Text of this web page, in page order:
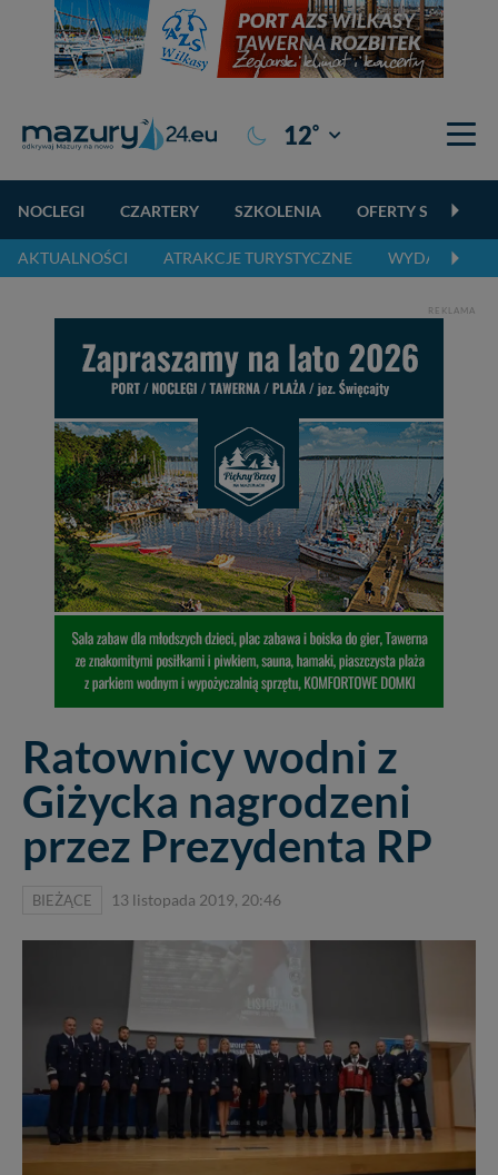
12° Giżycko
NOCLEGI CZARTERY SZKOLENIA OFERTY
AKTUALNOŚCI ATRAKCJE TURYSTYCZNE WYDARZENIA
REKLAMA
Ratownicy wodni z
Giżycka nagrodzeni
przez Prezydenta RP
BIEŻĄCE 13 listopada 2019, 20:46